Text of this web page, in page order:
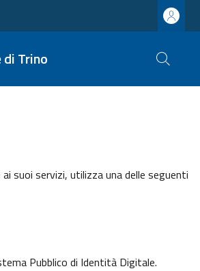
di Trino
suoi servizi, utilizza una delle seguenti
Pubblico di Identità Digitale.